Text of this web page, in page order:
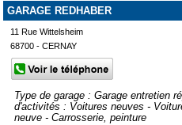
GARAGE REDHABER
11 Rue Wittelsheim
68700 - CERNAY
Type de garage : Garage entretien
d'activités : Voitures neuves -
neuve - Carrosserie, peinture